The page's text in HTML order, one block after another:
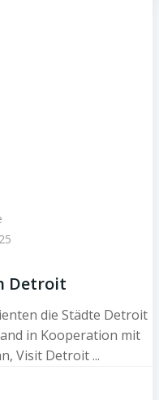
Detroit
die Städte Detroit
in Kooperation mit
Visit Detroit ...